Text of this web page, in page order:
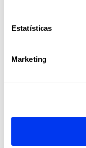
Estatísticas
Marketing